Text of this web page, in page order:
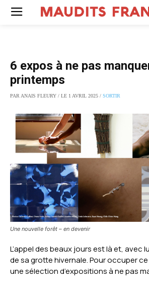
6 expos à ne pas
printemps
PAR ANAIS FLEURY / LE 1 AVRIL 2025 / SORTIR
Une nouvelle forêt – en devenir
L’appel des beaux jours est là et, avec
de sa grotte hivernale. Pour occuper
une sélection d’expositions à ne pas